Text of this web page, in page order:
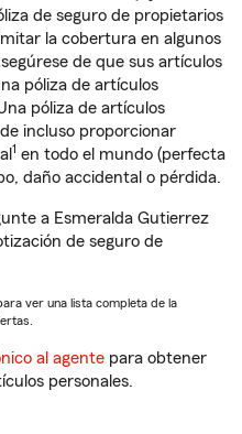
de seguro de propietarios
la cobertura en algunos
de que sus artículos
póliza de artículos
póliza de artículos
incluso proporcionar
1 en todo el mundo (perfecta
daño accidental o pérdida.
a Esmeralda Gutierrez
de seguro de
ver una lista completa de la
al agente para obtener
personales.